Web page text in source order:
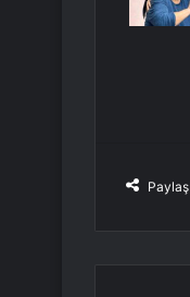
Paylaş